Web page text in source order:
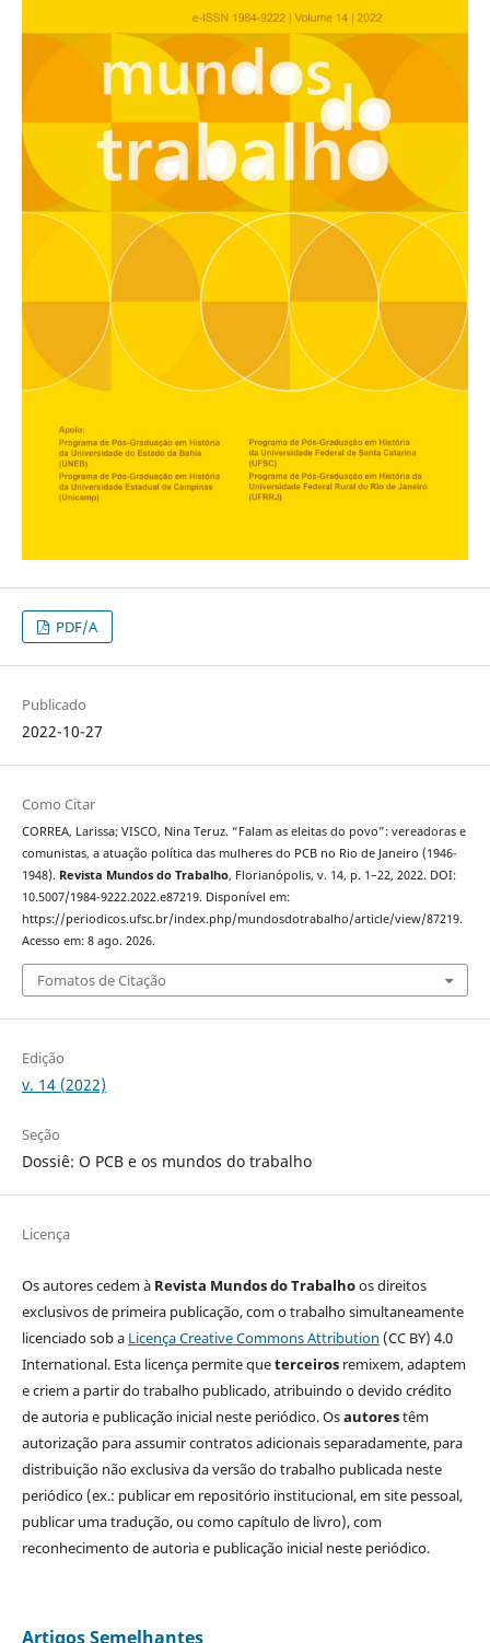
PDF/A
Publicado
2022-10-27
Como Citar
CORREA, Larissa; VISCO, Nina Teruz. “Falam as eleitas do povo”: vereadoras e
comunistas, a atuação política das mulheres do PCB no Rio de Janeiro (1946-
1948). Revista Mundos do Trabalho, Florianópolis, v. 14, p. 1–22, 2022. DOI:
10.5007/1984-9222.2022.e87219. Disponível em:
https://periodicos.ufsc.br/index.php/mundosdotrabalho/article/view/87219.
Acesso em: 8 ago. 2026.
Fomatos de Citação
Edição
v. 14 (2022)
Seção
Dossiê: O PCB e os mundos do trabalho
Licença
Os autores cedem à Revista Mundos do Trabalhoos direitos
exclusivos de primeira publicação, com o trabalho simultaneamente
licenciado sob a Licença Creative Commons Attribution (CC BY) 4.0
International. Esta licença permite queterceirosremixem, adaptem
e criem a partir do trabalho publicado, atribuindo o devido crédito
de autoria e publicação inicial neste periódico. Osautorestêm
autorização para assumir contratos adicionais separadamente, para
distribuição não exclusiva da versão do trabalho publicada neste
periódico (ex.: publicar em repositório institucional, em site pessoal,
publicar uma tradução, ou como capítulo de livro), com
reconhecimento de autoria e publicação inicial neste periódico.
Artigos Semelhantes